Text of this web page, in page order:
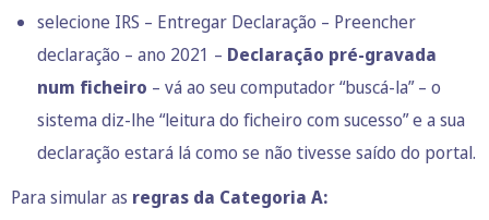
selecione IRS – Entregar Declaração – Preencher
declaração – ano 2021 – Declaração pré-gravada
num ficheiro – vá ao seu computador “buscá-la” – o
sistema diz-lhe “leitura do ficheiro com sucesso” e a sua
declaração estará lá como se não tivesse saído do portal.
Para simular as regras da Categoria A: